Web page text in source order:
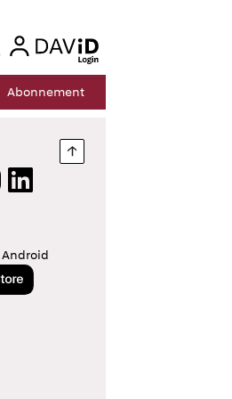
login
Abonnement
Nach oben springen
LinkedIn
Store